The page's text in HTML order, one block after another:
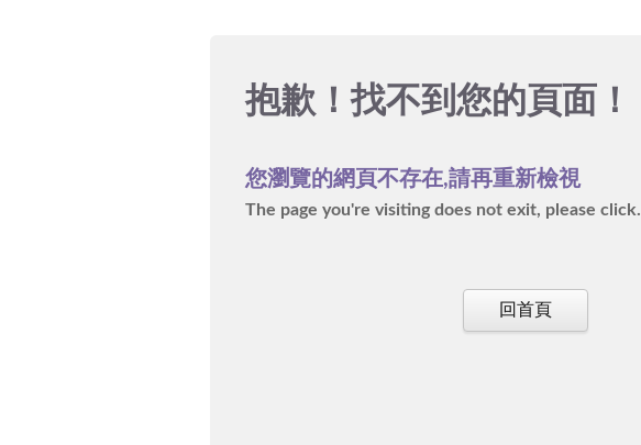
抱歉！找不到您的頁面！
您瀏覽的網頁不存在,請再重新檢視
The page you're visiting does not exit, please click.
回首頁